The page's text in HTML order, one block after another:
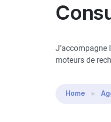
J’accompagne
moteurs de
Home